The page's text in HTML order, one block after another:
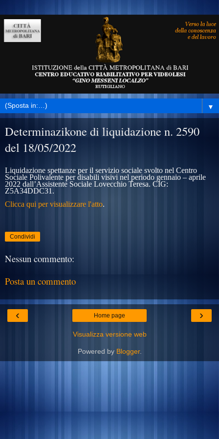
▼
Determinazikone di liquidazione n. 2590
del 18/05/2022
Liquidazione spettanze per il servizio sociale svolto nel Centro
Sociale Polivalente per disabili visivi nel periodo gennaio – aprile
2022 dall’Assistente Sociale Lovecchio Teresa. CIG:
Z5A34DDC31.
Clicca qui per visualizzare l'atto.
Condividi
Nessun commento:
Posta un commento
‹ ›
Home page
Visualizza versione web
Powered by Blogger.